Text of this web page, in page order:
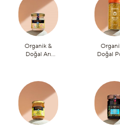
Organik &
Doğal Arı
Doğal